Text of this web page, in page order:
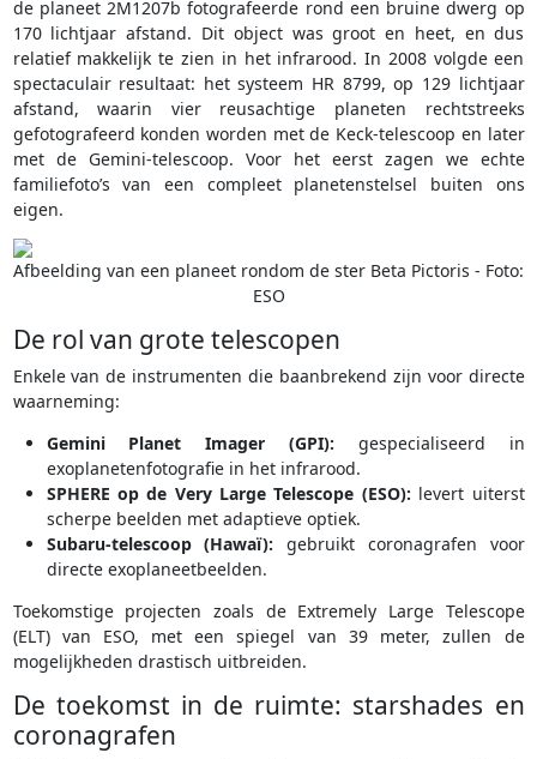
de planeet 2M1207b fotografeerde rond een bruine dwerg op
170 lichtjaar afstand. Dit object was groot en heet, en dus
relatief makkelijk te zien in het infrarood. In 2008 volgde een
spectaculair resultaat: het systeem HR 8799, op 129 lichtjaar
afstand, waarin vier reusachtige planeten rechtstreeks
gefotografeerd konden worden met de Keck-telescoop en later
met de Gemini-telescoop. Voor het eerst zagen we echte
familiefoto’s van een compleet planetenstelsel buiten ons
eigen.
Afbeelding van een planeet rondom de ster Beta Pictoris - Foto:
ESO
De rol van grote telescopen
Enkele van de instrumenten die baanbrekend zijn voor directe
waarneming:
Gemini Planet Imager (GPI): gespecialiseerd in
exoplanetenfotografie in het infrarood.
SPHERE op de Very Large Telescope (ESO): levert uiterst
scherpe beelden met adaptieve optiek.
Subaru-telescoop (Hawaï): gebruikt coronagrafen voor
directe exoplaneetbeelden.
Toekomstige projecten zoals de Extremely Large Telescope
(ELT) van ESO, met een spiegel van 39 meter, zullen de
mogelijkheden drastisch uitbreiden.
De toekomst in de ruimte: starshades en
coronagrafen